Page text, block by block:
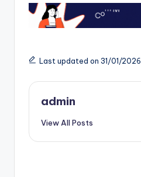
Last updated on 31/01/2026
admin
View All Posts